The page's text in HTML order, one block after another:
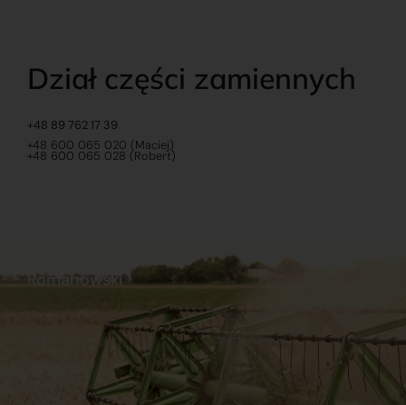
Dział części zamiennych
+48 89 762 17 39
+48 600 065 020 (Maciej)
+48 600 065 028 (Robert)
Romanowski
Sklep internetowy
Praca
Ubezpieczenia